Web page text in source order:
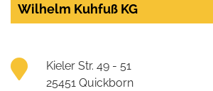
Wilhelm Kuhfuß KG
Kieler Str. 49 - 51
25451 Quickborn